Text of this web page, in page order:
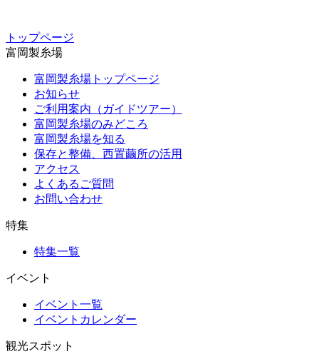
トップページ
富岡製糸場
富岡製糸場トップページ
お知らせ
ご利用案内（ガイドツアー）
富岡製糸場のみどころ
富岡製糸場を知る
保存と整備、西置繭所の活用
アクセス
よくあるご質問
お問い合わせ
特集
特集一覧
イベント
イベント一覧
イベントカレンダー
観光スポット